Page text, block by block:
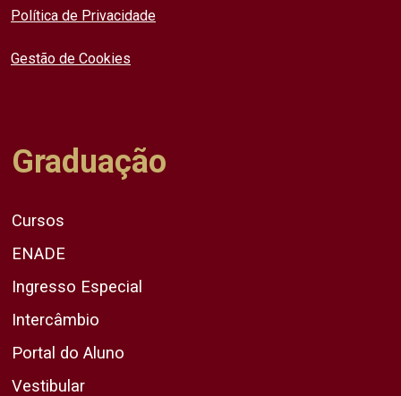
Política de Privacidade
Gestão de Cookies
Graduação
Cursos
ENADE
Ingresso Especial
Intercâmbio
Portal do Aluno
Vestibular